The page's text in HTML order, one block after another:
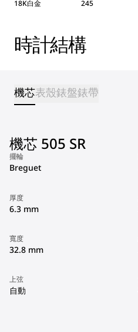
18K白金
245
時計結構
機芯表殼錶盤錶帶
機芯 505 SR
擺輪
Breguet
厚度
6.3 mm
寬度
32.8 mm
上弦
自動